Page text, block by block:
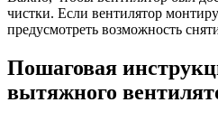
чистки. Если вентилятор
предусмотреть возможность
Пошаговая
вытяжного